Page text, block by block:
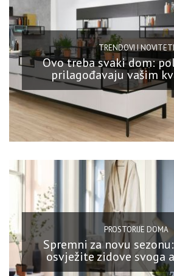
TRENDOVI I NOVITETI
Ovo treba svaki dom:
prilagođavaju vašim
PROSTORIJE DOMA
Spremni za novu
osvježite zidove svoga